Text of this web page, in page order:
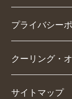
プライバシー
クーリング・
サイトマップ